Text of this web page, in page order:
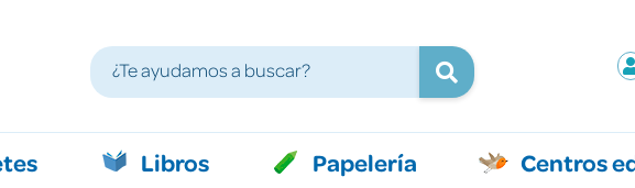
Libros Papelería Centros